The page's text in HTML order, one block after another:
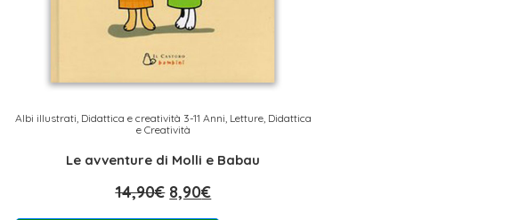
Albi illustrati, Didattica e creatività 3-11 Anni, Letture, Didattica
e Creatività
Le avventure di Molli e Babau
14,90€ 8,90€